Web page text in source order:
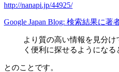
http://nanapi.jp/44925/
Google Japan Blog: 検索結果に
より質の高い情報を見分
く便利に探せるようになる
とのことです。